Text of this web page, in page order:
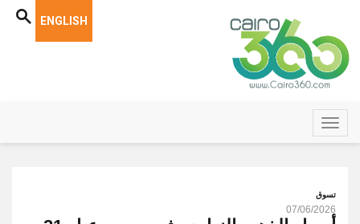
ENGLISH
تسوق
07/06/2026